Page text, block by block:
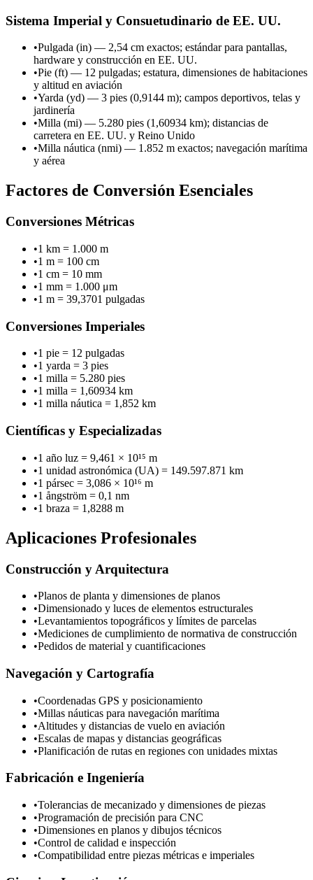
Sistema Imperial y Consuetudinario de EE. UU.
•Pulgada (in) — 2,54 cm exactos; estándar para pantallas,
hardware y construcción en EE. UU.
•Pie (ft) — 12 pulgadas; estatura, dimensiones de habitaciones
y altitud en aviación
•Yarda (yd) — 3 pies (0,9144 m); campos deportivos, telas y
jardinería
•Milla (mi) — 5.280 pies (1,60934 km); distancias de
carretera en EE. UU. y Reino Unido
•Milla náutica (nmi) — 1.852 m exactos; navegación marítima
y aérea
Factores de Conversión Esenciales
Conversiones Métricas
•1 km = 1.000 m
•1 m = 100 cm
•1 cm = 10 mm
•1 mm = 1.000 μm
•1 m = 39,3701 pulgadas
Conversiones Imperiales
•1 pie = 12 pulgadas
•1 yarda = 3 pies
•1 milla = 5.280 pies
•1 milla = 1,60934 km
•1 milla náutica = 1,852 km
Científicas y Especializadas
•1 año luz = 9,461 × 10¹⁵ m
•1 unidad astronómica (UA) = 149.597.871 km
•1 pársec = 3,086 × 10¹⁶ m
•1 ångström = 0,1 nm
•1 braza = 1,8288 m
Aplicaciones Profesionales
Construcción y Arquitectura
•Planos de planta y dimensiones de planos
•Dimensionado y luces de elementos estructurales
•Levantamientos topográficos y límites de parcelas
•Mediciones de cumplimiento de normativa de construcción
•Pedidos de material y cuantificaciones
Navegación y Cartografía
•Coordenadas GPS y posicionamiento
•Millas náuticas para navegación marítima
•Altitudes y distancias de vuelo en aviación
•Escalas de mapas y distancias geográficas
•Planificación de rutas en regiones con unidades mixtas
Fabricación e Ingeniería
•Tolerancias de mecanizado y dimensiones de piezas
•Programación de precisión para CNC
•Dimensiones en planos y dibujos técnicos
•Control de calidad e inspección
•Compatibilidad entre piezas métricas e imperiales